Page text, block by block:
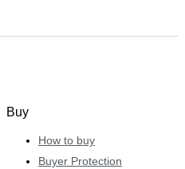
Buy
How to buy
Buyer Protection